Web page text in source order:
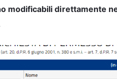
modificabili direttamente